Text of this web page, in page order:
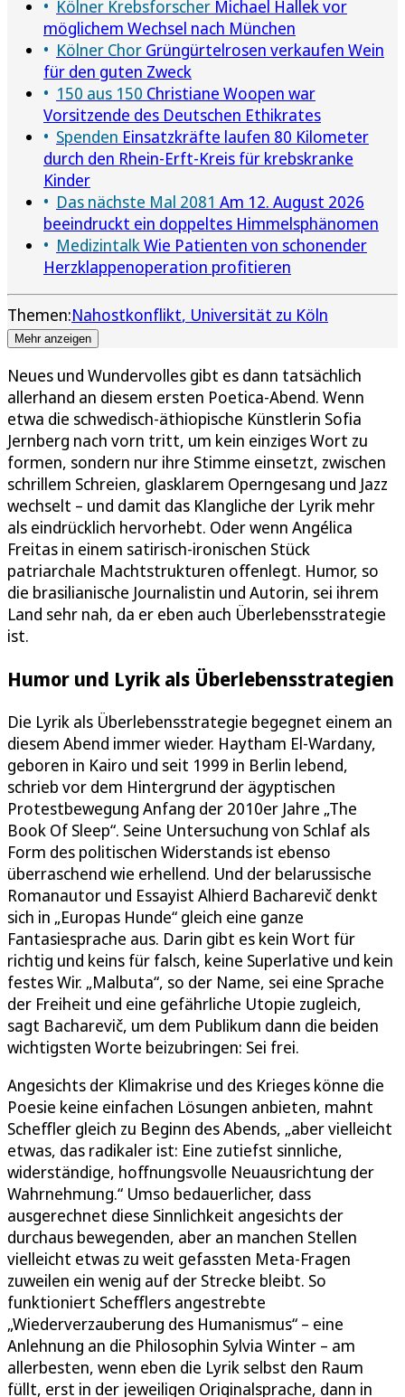
Kölner Krebsforscher Michael Hallek vor
möglichem Wechsel nach München
Kölner Chor Grüngürtelrosen verkaufen Wein
für den guten Zweck
150 aus 150 Christiane Woopen war
Vorsitzende des Deutschen Ethikrates
Spenden Einsatzkräfte laufen 80 Kilometer
durch den Rhein-Erft-Kreis für krebskranke
Kinder
Das nächste Mal 2081 Am 12. August 2026
beeindruckt ein doppeltes Himmelsphänomen
MedizintalkWie Patienten von schonender
Herzklappenoperation profitieren
Themen:Nahostkonflikt Universität zu Köln
Mehr anzeigen
Neues und Wundervolles gibt es dann tatsächlich
allerhand an diesem ersten Poetica-Abend. Wenn
etwa die schwedisch-äthiopische Künstlerin Sofia
Jernberg nach vorn tritt, um kein einziges Wort zu
formen, sondern nur ihre Stimme einsetzt, zwischen
schrillem Schreien, glasklarem Operngesang und Jazz
wechselt – und damit das Klangliche der Lyrik mehr
als eindrücklich hervorhebt. Oder wenn Angélica
Freitas in einem satirisch-ironischen Stück
patriarchale Machtstrukturen offenlegt. Humor, so
die brasilianische Journalistin und Autorin, sei ihrem
Land sehr nah, da er eben auch Überlebensstrategie
ist.
Humor und Lyrik als Überlebensstrategien
Die Lyrik als Überlebensstrategie begegnet einem an
diesem Abend immer wieder. Haytham El-Wardany,
geboren in Kairo und seit 1999 in Berlin lebend,
schrieb vor dem Hintergrund der ägyptischen
Protestbewegung Anfang der 2010er Jahre „The
Book Of Sleep“. Seine Untersuchung von Schlaf als
Form des politischen Widerstands ist ebenso
überraschend wie erhellend. Und der belarussische
Romanautor und Essayist Alhierd Bacharevič denkt
sich in „Europas Hunde“ gleich eine ganze
Fantasiesprache aus. Darin gibt es kein Wort für
richtig und keins für falsch, keine Superlative und kein
festes Wir. „Malbuta“, so der Name, sei eine Sprache
der Freiheit und eine gefährliche Utopie zugleich,
sagt Bacharevič, um dem Publikum dann die beiden
wichtigsten Worte beizubringen: Sei frei.
Angesichts der Klimakrise und des Krieges könne die
Poesie keine einfachen Lösungen anbieten, mahnt
Scheffler gleich zu Beginn des Abends, „aber vielleicht
etwas, das radikaler ist: Eine zutiefst sinnliche,
widerständige, hoffnungsvolle Neuausrichtung der
Wahrnehmung.“ Umso bedauerlicher, dass
ausgerechnet diese Sinnlichkeit angesichts der
durchaus bewegenden, aber an manchen Stellen
vielleicht etwas zu weit gefassten Meta-Fragen
zuweilen ein wenig auf der Strecke bleibt. So
funktioniert Schefflers angestrebte
„Wiederverzauberung des Humanismus“ – eine
Anlehnung an die Philosophin Sylvia Winter – am
allerbesten, wenn eben die Lyrik selbst den Raum
füllt, erst in der jeweiligen Originalsprache, dann in